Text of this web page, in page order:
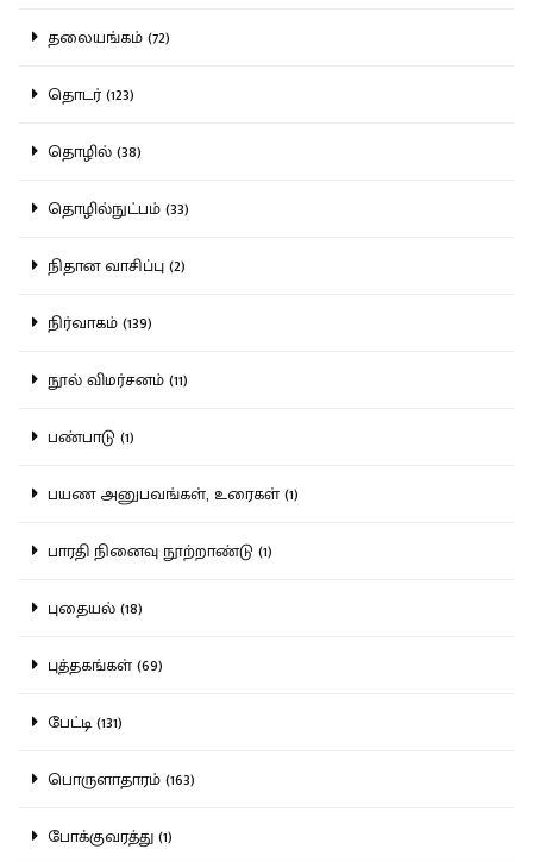
தலையங்கம் (72)
தொடர் (123)
தொழில் (38)
தொழில்நுட்பம் (33)
நிதான வாசிப்பு (2)
நிர்வாகம் (139)
நூல் விமர்சனம் (11)
பண்பாடு (1)
பயண அனுபவங்கள், உரைகள் (1)
பாரதி நினைவு நூற்றாண்டு (1)
புதையல் (18)
புத்தகங்கள் (69)
பேட்டி (131)
பொருளாதாரம் (163)
போக்குவரத்து (1)